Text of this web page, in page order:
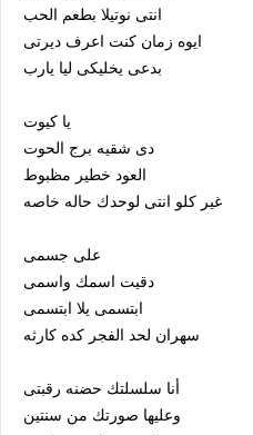
انتى نوتيلا بطعم الحب
ايوه زمان كنت اعرف ديرتى
بدعى يخليكى ليا يارب
يا كيوت
دى شقيه برج الحوت
العود خطير مظبوط
غير كلو انتى لوحدك حاله خاصه
على جسمى
دقيت اسمك واسمى
ابتسمى يلا ابتسمى
سهران لحد الفجر كده كارثه
أنا سلسلتك حضنه رقبتى
وعليها صورتك من سنتين